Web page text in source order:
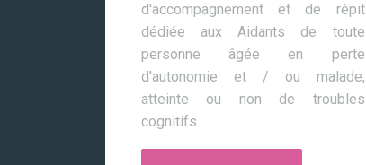
d'accompagnement et de répit
dédiée aux Aidants de toute
personne âgée en perte
d'autonomie et / ou malade,
atteinte ou non de troubles
cognitifs.